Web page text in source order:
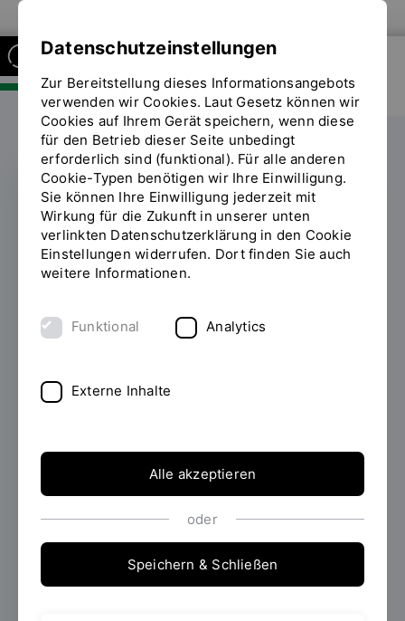
FAKULTÄT SOZIAL- UND
GESUNDHEITSWISSENSCHAFTEN
Erinnern an extrem
rechte Gewalt.
Overlooked and
Concealed: The impact
of the “Grey Wolves”
18.05.2026 Am Dienstag, 12.05.26, fand die
rechtsextreme Gewalt in Sivas und Solingen
Datenschutzeinstellungen
Zur Bereitstellung dieses Informationsangebots
verwenden wir Cookies. Laut Gesetz können wir
Cookies auf Ihrem Gerät speichern, wenn diese
für den Betrieb dieser Seite unbedingt
erforderlich sind (funktional). Für alle anderen
Cookie-Typen benötigen wir Ihre Einwilligung.
Sie können Ihre Einwilligung jederzeit mit
Wirkung für die Zukunft in unserer unten
verlinkten Datenschutzerklärung in den Cookie
Einstellungen widerrufen. Dort finden Sie auch
weitere Informationen.
Funktional Analytics
Externe Inhalte
Alle akzeptieren
oder
Speichern & Schließen